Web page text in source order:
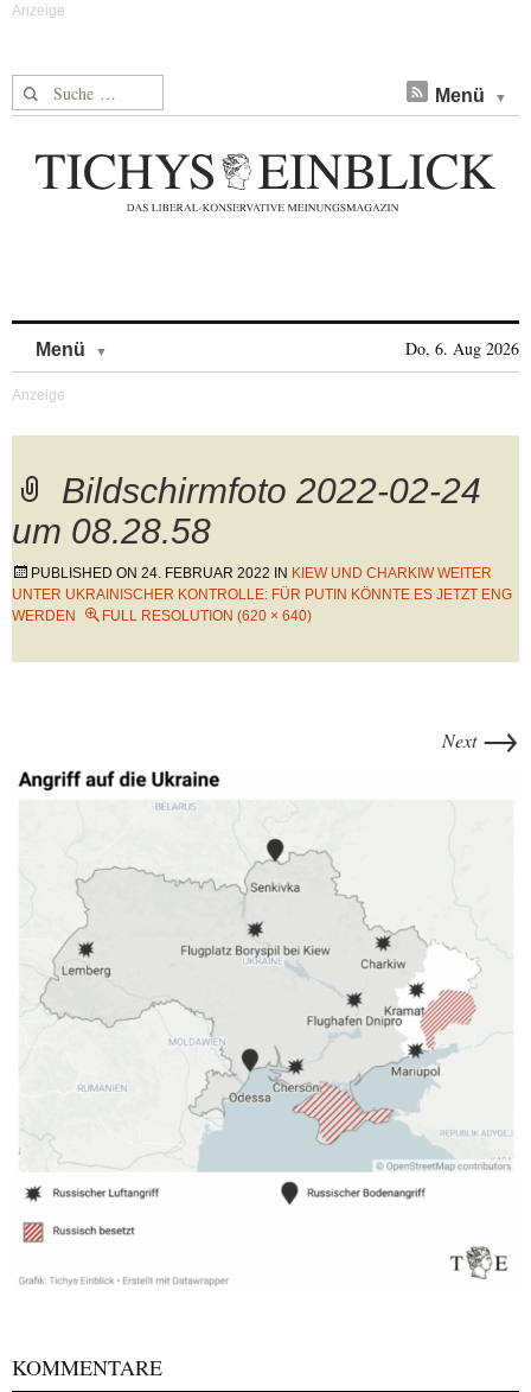
Suche nach: Menü
Menü Do, 6. Aug 2026
Bildschirmfoto 2022-02-24
um 08.28.58
PUBLISHED ON 24. FEBRUAR 2022 IN KIEW UND CHARKIW WEITER
UNTER UKRAINISCHER KONTROLLE: FÜR PUTIN KÖNNTE ES JETZT ENG
WERDEN
FULL RESOLUTION (620 × 640)
Next →
KOMMENTARE